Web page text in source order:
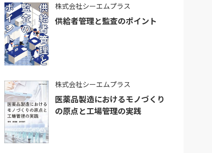
株式会社シーエムプラス
供給者管理と監査のポイント
株式会社シーエムプラス
医薬品製造におけるモノづくり
の原点と工場管理の実践